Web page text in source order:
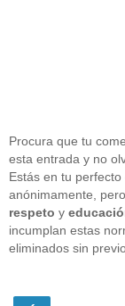
Procura que tu
esta entrada y no
Estás en tu
anónimamente,
respeto y
incumplan estas
eliminados sin